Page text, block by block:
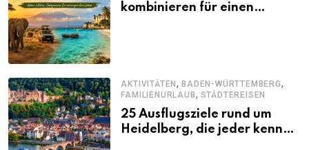
kombinieren für einen
AKTIVITÄTEN,BADEN-WÜRTTEMBERG,
FAMILIENURLAUB, STÄDTEREISEN
25 Ausflugsziele rund um
Heidelberg, die jeder kennen